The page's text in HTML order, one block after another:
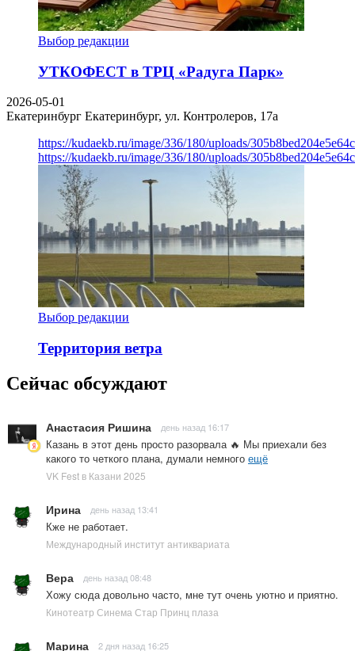
Выбор редакции
УТКОФЕСТ в ТРЦ «Радуга Парк»
2026-05-01
Екатеринбург Екатеринбург, ул. Контролеров, 17а
https://kudaekb.ru/image/336/180/uploads/
https://kudaekb.ru/image/336/180/uploads/
Выбор редакции
Территория ветра
Сейчас обсуждают
Анастасия Ришина день назад 16:17
Казань в этот день просто разорвала 🔥 Мы приехали без
какого то четкого плана, думали немного ещё
VK Fest в Казани 2025
Ирина день назад 13:41
Кже не работает.
Международный институт антиквариата
Вера день назад 08:48
Хожу сюда довольно часто, мне тут очень уютно и приятно.
Кинотеатр Синема Стар Принц плаза
Марина 2 дня назад 16:25